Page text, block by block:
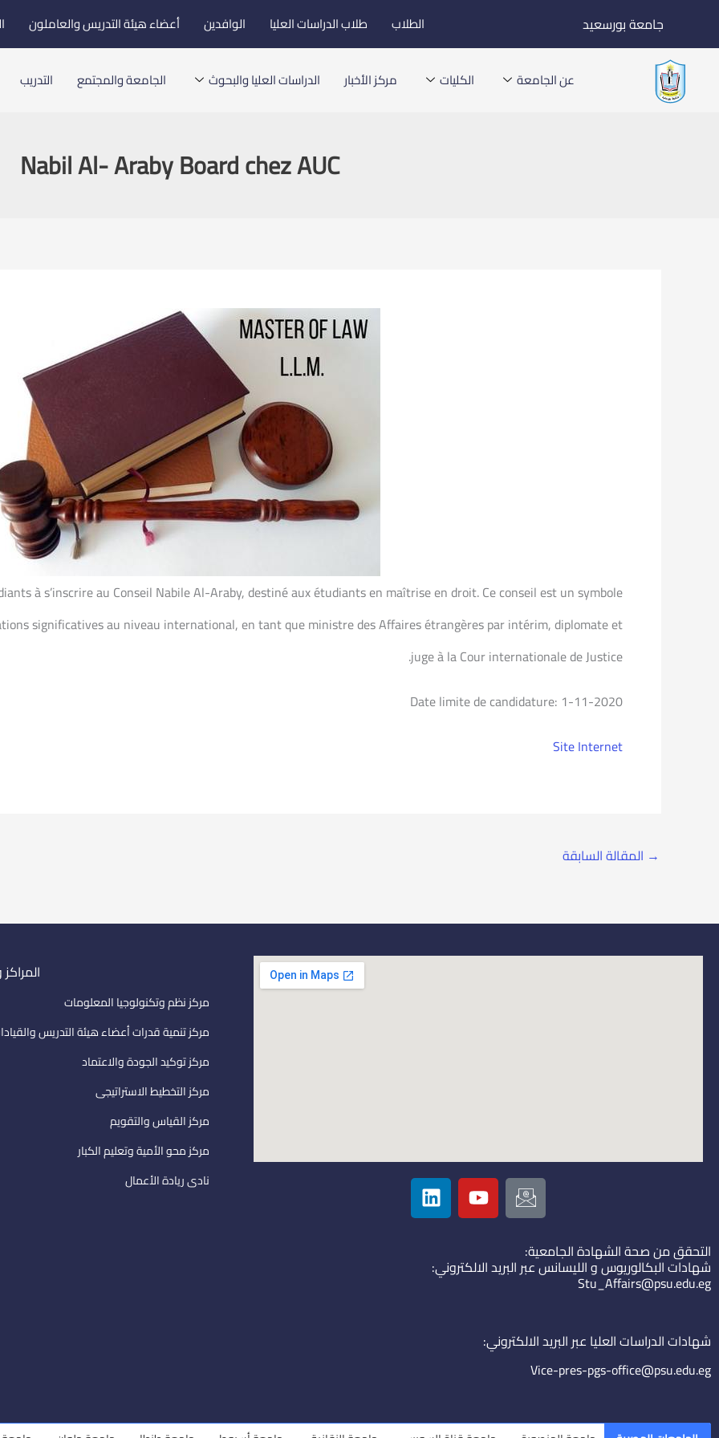
إلى
المحتوى
جامعة بورسعيد الطلاب طلاب الدراسات العليا الوافدين أعضاء هيئة التدريس والعاملون
عن الجامعة الكليات مركز الأخبار الدراسات العليا والبحوث الجامعة والمجتمع التدريب
Nabil Al- Araby Board chez AUC
à s’inscrire au Conseil Nabile Al-Araby, destiné aux étudiants en maîtrise en droit. Ce conseil est un symbole
significatives au niveau international, en tant que ministre des Affaires étrangères par intérim, diplomate et
juge à la Cour internationale de Justice.
Date limite de candidature: 1-11-2020
Site Internet
→ المقالة السابقة
I
c
o
-
e
i
Y
o
u
u
b
L
i
n
التحقق من صحة الشهادة الجامعية:
شهادات البكالوريوس و الليسانس عبر البريد الالكتروني:
Stu_Affairs@psu.edu.eg
شهادات الدراسات العليا عبر البريد الالكتروني:
Vice-pres-pgs-office@psu.edu.eg
مركز نظم وتكنولوجيا المعلومات
مركز تنمية قدرات أعضاء هيئة التدريس
مركز توكيد الجودة والاعتماد
مركز التخطيط الاستراتيجى
مركز القياس والتقويم
مركز محو الأمية وتعليم الكبار
نادى ريادة الأعمال